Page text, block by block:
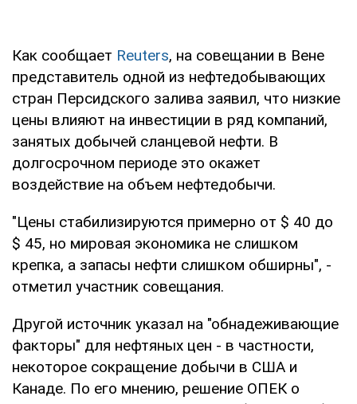
Как сообщает Reuters, на совещании в Вене
представитель одной из нефтедобывающих
стран Персидского залива заявил, что низкие
цены влияют на инвестиции в ряд компаний,
занятых добычей сланцевой нефти. В
долгосрочном периоде это окажет
воздействие на объем нефтедобычи.
"Цены стабилизируются примерно от $ 40 до
$ 45, но мировая экономика не слишком
крепка, а запасы нефти слишком обширны", -
отметил участник совещания.
Другой источник указал на "обнадеживающие
факторы" для нефтяных цен - в частности,
некоторое сокращение добычи в США и
Канаде. По его мнению, решение ОПЕК о